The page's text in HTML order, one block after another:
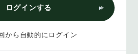
ログインする
から自動的にログイン